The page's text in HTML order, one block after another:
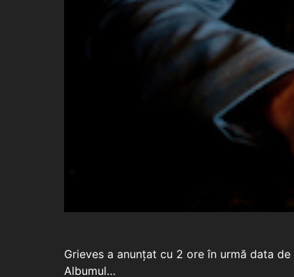
Grieves a anunțat cu 2 ore în urmă data
Albumul…